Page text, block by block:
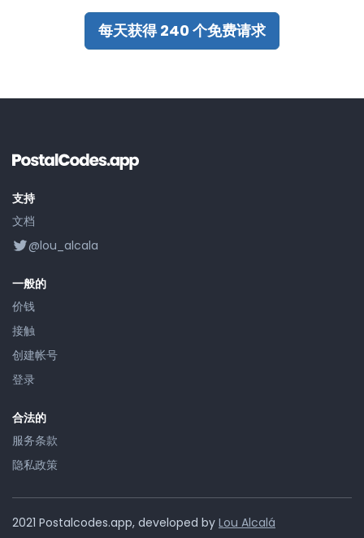
每天获得 240 个免费请求
支持
文档
@lou_alcala
一般的
价钱
接触
创建帐号
登录
合法的
服务条款
隐私政策
2021 Postalcodes.app, developed by Lou Alcalá